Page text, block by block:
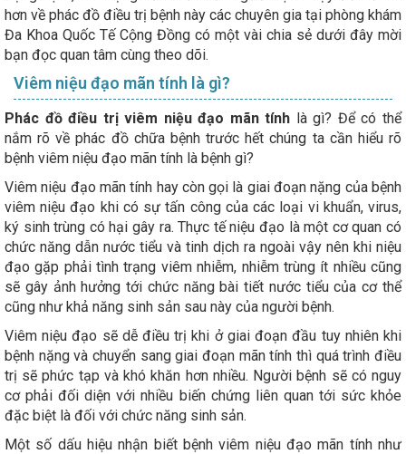
hơn về phác đồ điều trị bệnh này các chuyên gia tại phòng khám
Đa Khoa Quốc Tế Cộng Đồng có một vài chia sẻ dưới đây mời
bạn đọc quan tâm cùng theo dõi.
Viêm niệu đạo mãn tính là gì?
Phác đồ điều trị viêm niệu đạo mãn tính là gì? Để có thể
nắm rõ về phác đồ chữa bệnh trước hết chúng ta cần hiểu rõ
bệnh viêm niệu đạo mãn tính là bệnh gì?
Viêm niệu đạo mãn tính hay còn gọi là giai đoạn nặng của bệnh
viêm niệu đạo khi có sự tấn công của các loại vi khuẩn, virus,
ký sinh trùng có hại gây ra. Thực tế niệu đạo là một cơ quan có
chức năng dẫn nước tiểu và tinh dịch ra ngoài vậy nên khi niệu
đạo gặp phải tình trạng viêm nhiễm, nhiễm trùng ít nhiều cũng
sẽ gây ảnh hưởng tới chức năng bài tiết nước tiểu của cơ thể
cũng như khả năng sinh sản sau này của người bệnh.
Viêm niệu đạo sẽ dễ điều trị khi ở giai đoạn đầu tuy nhiên khi
bệnh nặng và chuyển sang giai đoạn mãn tính thì quá trình điều
trị sẽ phức tạp và khó khăn hơn nhiều. Người bệnh sẽ có nguy
cơ phải đối diện với nhiều biến chứng liên quan tới sức khỏe
đặc biệt là đối với chức năng sinh sản.
Một số dấu hiệu nhận biết bệnh viêm niệu đạo mãn tính như